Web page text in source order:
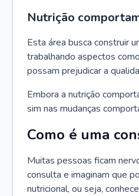
Nutrição
Esta área busca construir
trabalhando aspectos
possam prejudicar a
Embora a nutrição
sim nas mudanças
Como é uma
Muitas pessoas ficam
consulta e imaginam que
nutricional, ou seja,